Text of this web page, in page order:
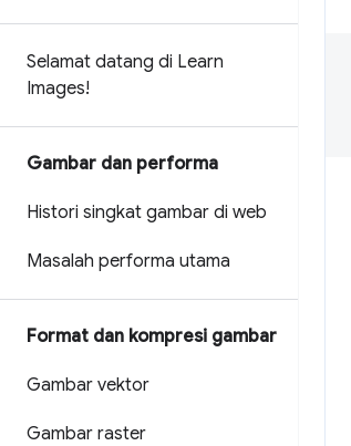
Selamat datang di Learn
Images!
Gambar dan performa
Histori singkat gambar di web
Masalah performa utama
Format dan kompresi gambar
Gambar vektor
Gambar raster